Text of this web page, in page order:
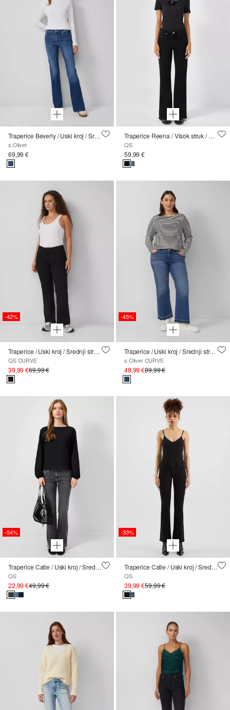
Traperice Beverly / Uski kroj / Srednji struk / Blago zvonaste nogavice
s.Oliver
69,99 €
Traperice Reena / Visok struk / Šireni nogavicama
QS
59,99 €
-42%
Traperice / Uski kroj / Srednji struk / Nogavice s kratkim rukavima
QS CURVE
39,99 €69,99 €
-45%
Traperice / Uski kroj / Srednji struk / Zupčaste nogavice / Otvoreni rub
s.Oliver CURVE
48,99 €89,99 €
-54%
Traperice Catie / Uski kroj / Srednji struk / Nogavice s kratkim rukavima
QS
22,99 €49,99 €
-33%
Traperice Catie / Uski kroj / Srednji struk / Nogavice s kratkim rukavima
QS
39,99 €59,99 €